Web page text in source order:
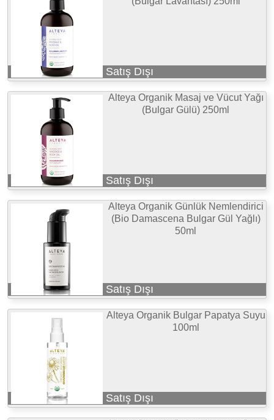
Satış Dışı
Alteya Organik Masaj ve Vücut Yağı
(Bulgar Gülü) 250ml
Satış Dışı
Alteya Organik Günlük Nemlendirici
(Bio Damascena Bulgar Gül Yağlı)
50ml
Satış Dışı
Alteya Organik Bulgar Papatya Suyu
100ml
Satış Dışı